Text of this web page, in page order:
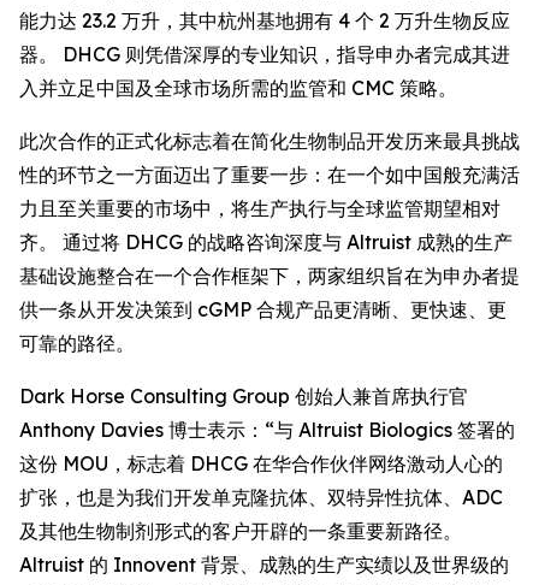
能力达 23.2 万升，其中杭州基地拥有 4 个 2 万升生物反应
器。 DHCG 则凭借深厚的专业知识，指导申办者完成其进
入并立足中国及全球市场所需的监管和 CMC 策略。
此次合作的正式化标志着在简化生物制品开发历来最具挑战
性的环节之一方面迈出了重要一步：在一个如中国般充满活
力且至关重要的市场中，将生产执行与全球监管期望相对
齐。 通过将 DHCG 的战略咨询深度与 Altruist 成熟的生产
基础设施整合在一个合作框架下，两家组织旨在为申办者提
供一条从开发决策到 cGMP 合规产品更清晰、更快速、更
可靠的路径。
Dark Horse Consulting Group 创始人兼首席执行官
Anthony Davies 博士表示：“与 Altruist Biologics 签署的
这份 MOU，标志着 DHCG 在华合作伙伴网络激动人心的
扩张，也是为我们开发单克隆抗体、双特异性抗体、ADC
及其他生物制剂形式的客户开辟的一条重要新路径。
Altruist 的 Innovent 背景、成熟的生产实绩以及世界级的